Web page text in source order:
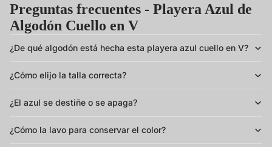
Preguntas frecuentes - Playera Azul de
Algodón Cuello en V
¿De qué algodón está hecha esta playera azul cuello en V?
¿Cómo elijo la talla correcta?
¿El azul se destiñe o se apaga?
¿Cómo la lavo para conservar el color?